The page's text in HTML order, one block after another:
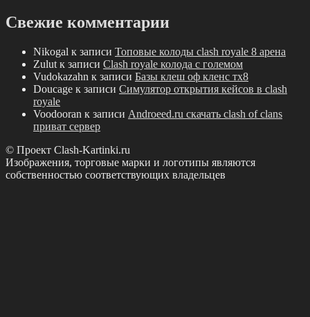
Свежие комментарии
Nikogal к записи Топовые колоды clash royale 8 арена
Zulut к записи Clash royale колода с големом
Vudokazahn к записи Базы клеш оф кленс тх8
Doucage к записи Симулятор открытия кейсов в clash
royale
Voodooran к записи Androeed.ru скачать clash of clans
приват сервер
© Проект Clash-Kartinki.ru
Изображения, торговые марки и логотипы являются
собственностью соответствующих владельцев